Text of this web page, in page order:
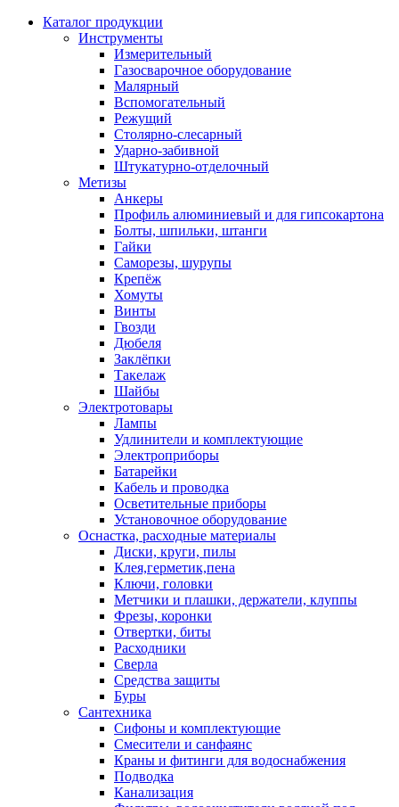
Каталог продукции
Инструменты
Измерительный
Газосварочное оборудование
Малярный
Вспомогательный
Режущий
Столярно-слесарный
Ударно-забивной
Штукатурно-отделочный
Метизы
Анкеры
Профиль алюминиевый и для гипсокартона
Болты, шпильки, штанги
Гайки
Саморезы, шурупы
Крепёж
Хомуты
Винты
Гвозди
Дюбеля
Заклёпки
Такелаж
Шайбы
Электротовары
Лампы
Удлинители и комплектующие
Электроприборы
Батарейки
Кабель и проводка
Осветительные приборы
Установочное оборудование
Оснастка, расходные материалы
Диски, круги, пилы
Клея,герметик,пена
Ключи, головки
Метчики и плашки, держатели, клуппы
Фрезы, коронки
Отвертки, биты
Расходники
Сверла
Средства защиты
Буры
Сантехника
Сифоны и комплектующие
Смесители и санфаянс
Краны и фитинги для водоснабжения
Подводка
Канализация